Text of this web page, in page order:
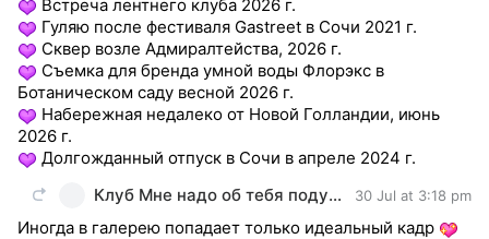
Встреча лентнего клуба 2026 г.
Гуляю после фестиваля Gastreet в Сочи 2021 г.
Сквер возле Адмиралтейства, 2026 г.
Съемка для бренда умной воды Флорэкс в
Ботаническом саду весной 2026 г.
Набережная недалеко от Новой Голландии, июнь
2026 г.
Долгожданный отпуск в Сочи в апреле 2024 г.
Клуб Мне надо об тебя подумать
30 Jul at 3:18 pm
Иногда в галерею попадает только идеальный кадр